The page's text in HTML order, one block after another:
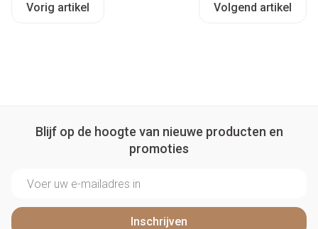
Vorig artikel Volgend artikel
Blijf op de hoogte van nieuwe producten en
promoties
Inschrijven